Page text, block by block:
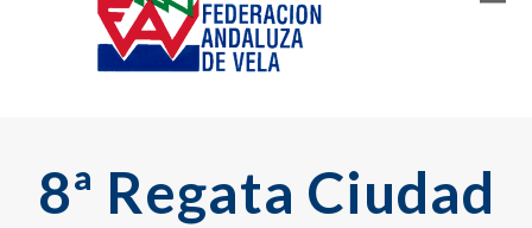
8ª Regata Ciudad